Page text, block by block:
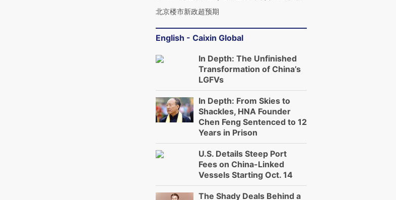
北京楼市新政超预期
English - Caixin Global
In Depth: The Unfinished
Transformation of China’s
LGFVs
In Depth: From Skies to
Shackles, HNA Founder
Chen Feng Sentenced to 12
Years in Prison
U.S. Details Steep Port
Fees on China-Linked
Vessels Starting Oct. 14
The Shady Deals Behind a